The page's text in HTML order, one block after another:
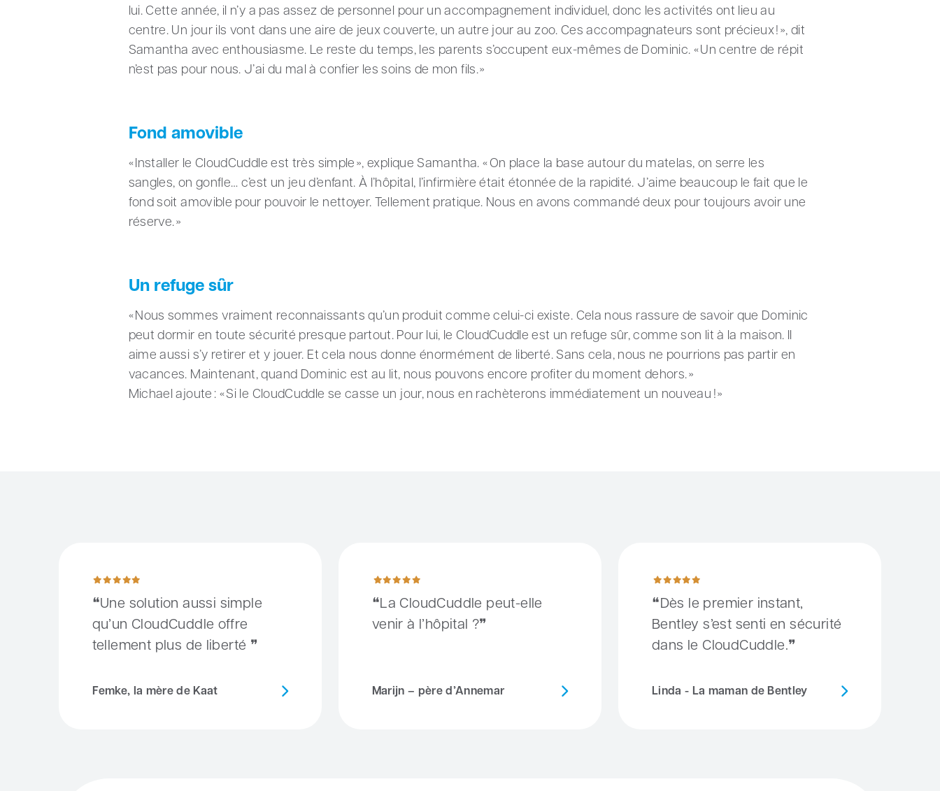
lui. Cette année, il n’y a pas assez de personnel pour un accompagnement individuel, donc les activités ont lieu au
centre. Un jour ils vont dans une aire de jeux couverte, un autre jour au zoo. Ces accompagnateurs sont précieux ! », dit
Samantha avec enthousiasme. Le reste du temps, les parents s’occupent eux-mêmes de Dominic. « Un centre de répit
n’est pas pour nous. J’ai du mal à confier les soins de mon fils. »
Fond amovible
« Installer le CloudCuddle est très simple », explique Samantha. « On place la base autour du matelas, on serre les
sangles, on gonfle… c’est un jeu d’enfant. À l’hôpital, l’infirmière était étonnée de la rapidité. J’aime beaucoup le fait que le
fond soit amovible pour pouvoir le nettoyer. Tellement pratique. Nous en avons commandé deux pour toujours avoir une
réserve. »
Un refuge sûr
« Nous sommes vraiment reconnaissants qu’un produit comme celui-ci existe. Cela nous rassure de savoir que Dominic
peut dormir en toute sécurité presque partout. Pour lui, le CloudCuddle est un refuge sûr, comme son lit à la maison. Il
aime aussi s’y retirer et y jouer. Et cela nous donne énormément de liberté. Sans cela, nous ne pourrions pas partir en
vacances. Maintenant, quand Dominic est au lit, nous pouvons encore profiter du moment dehors. »
Michael ajoute : « Si le CloudCuddle se casse un jour, nous en rachèterons immédiatement un nouveau ! »
Une solution aussi simple
qu’un CloudCuddle offre
tellement plus de liberté
Femke, la mère de Kaat
La CloudCuddle peut-elle
venir à l’hôpital ?
Marijn – père d’Annemar
Dès le premier instant,
Bentley s’est senti en sécurité
dans le CloudCuddle.
Linda - La maman de Bentley